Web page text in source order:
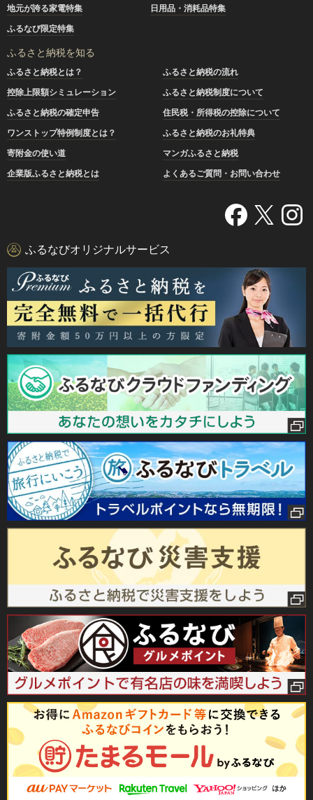
地元が誇る家電特集
日用品・消耗品特集
ふるなび限定特集
ふるさと納税を知る
ふるさと納税とは？
ふるさと納税の流れ
控除上限額シミュレーション
ふるさと納税制度について
ふるさと納税の確定申告
住民税・所得税の控除について
ワンストップ特例制度とは？
ふるさと納税のお礼特典
寄附金の使い道
マンガふるさと納税
企業版ふるさと納税とは
よくあるご質問・お問い合わせ
ふるなびオリジナルサービス